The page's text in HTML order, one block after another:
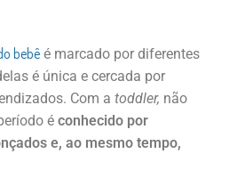
bebê é marcado por diferentes
é única e cercada por
Com a toddler, não
é conhecido por
e, ao mesmo tempo,